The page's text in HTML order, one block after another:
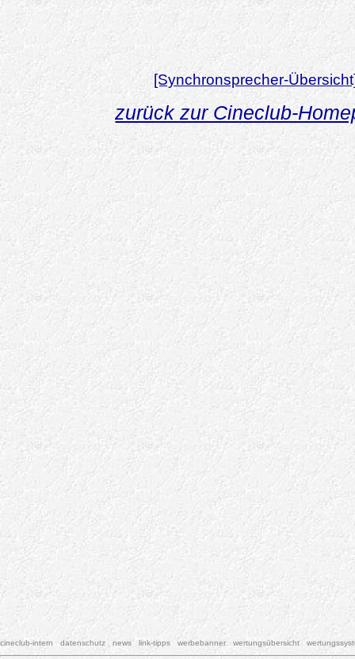
[Synchronsprecher-
zurück zur Cineclub-
cineclub-intern datenschutz news link-tipps werbebanner wertungsübersicht